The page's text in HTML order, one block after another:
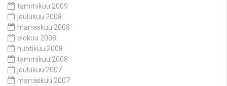
tammikuu 2009
joulukuu 2008
marraskuu 2008
elokuu 2008
huhtikuu 2008
tammikuu 2008
joulukuu 2007
marraskuu 2007